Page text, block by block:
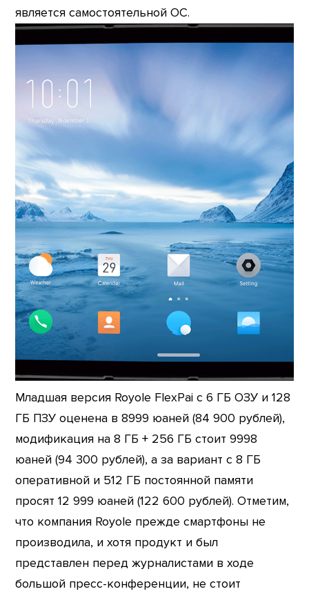
является самостоятельной ОС.
Младшая версия Royole FlexPai с 6 ГБ ОЗУ и 128
ГБ ПЗУ оценена в 8999 юаней (84 900 рублей),
модификация на 8 ГБ + 256 ГБ стоит 9998
юаней (94 300 рублей), а за вариант с 8 ГБ
оперативной и 512 ГБ постоянной памяти
просят 12 999 юаней (122 600 рублей). Отметим,
что компания Royole прежде смартфоны не
производила, и хотя продукт и был
представлен перед журналистами в ходе
большой пресс-конференции, не стоит